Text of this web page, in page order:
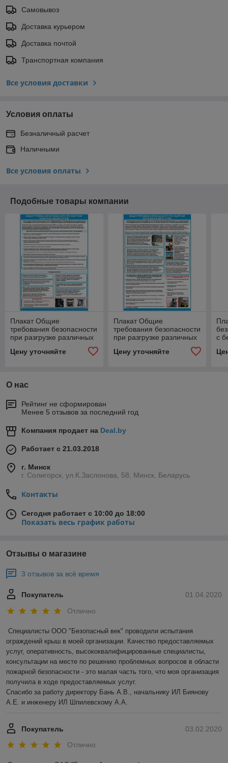
Самовывоз
Доставка курьером
Доставка почтой
Транспортная компания
Все условия доставки
Условия оплаты
Безналичный расчет
Наличными
Все условия оплаты
Подобные товары компании
Плакат Общие
требования безопасности
при разгрузке различных
лифты.
Цену уточняйте
Плакат Общие
требования безопасности
при разгрузке различных
Цену уточняйте
с
О нас
Рейтинг не сформирован
Менее 5 отзывов за последний год
Компания продает на Deal.by
Работает с 21.03.2018
г. Минск
г. Солигорск, ул.К.Заслонова, 58, Минск, Беларусь
Контакты
Сегодня работает с 10:00 до 18:00
Показать весь график работы
Отзывы о магазине
3 отзывов за всё время
01.04.2020
Покупатель
Отлично
Специалисты ООО "Безопасный век" проводили испытания
ограждений крыш в моей организации. Качество предоставляемых
услуг, оперативность, высококвалифицированные специалисты,
консультации на месте по решению проблемных вопросов в области
пожарной безопасности - это малая часть того, что моя организация
получила в ходе предоставляемых услуг.
Спасибо за работу директору Бань А.В., начальнику ИЛ Биянову
А.Е. и инженеру ИЛ Шпилевскому А.А.
03.02.2020
Покупатель
Отлично